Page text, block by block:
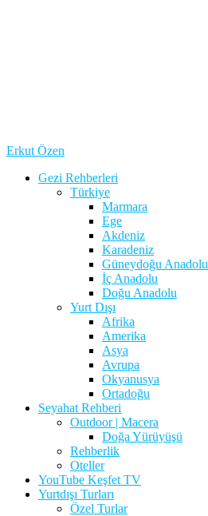
Erkut Özen
Gezi Rehberleri
Türkiye
Marmara
Ege
Akdeniz
Karadeniz
Güneydoğu Anadolu
İç Anadolu
Doğu Anadolu
Yurt Dışı
Afrika
Amerika
Asya
Avrupa
Okyanusya
Ortadoğu
Seyahat Rehberi
Outdoor | Macera
Doğa Yürüyüşü
Rehberlik
Oteller
YouTube Keşfet TV
Yurtdışı Turları
Özel Turlar